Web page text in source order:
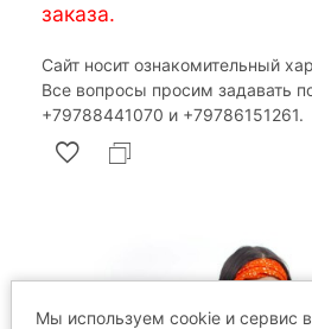
заказа.
Сайт носит ознакомительный
Все вопросы просим задавать
‎+79788441070 и ‎+79786151261.
Мы используем cookie и сервис